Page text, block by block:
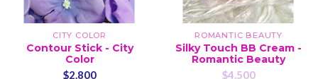
CITY COLOR
Contour Stick - City
Color
$2.800
ROMANTIC BEAUTY
Silky Touch BB Cream -
Romantic Beauty
$4.500